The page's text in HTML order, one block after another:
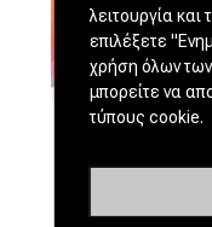
λειτουργία
επιλέξετε
χρήση όλων
μπορείτε να
τύπους cookie.